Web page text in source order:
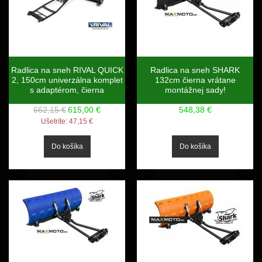
Radlica na sneh RIVAL QUICK
2, 150cm univerzálna komplet
s adaptérom, čierna
662,15 €615,00 €
Ušetríte: 47,15 €
Radlica na sneh SHARK
132cm čierna vrátane
montážnej sady!
548,38 €